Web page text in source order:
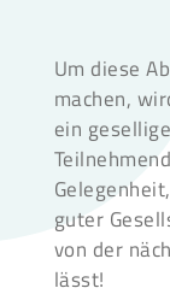
Um diese
machen,
ein
guter
von der
lässt!